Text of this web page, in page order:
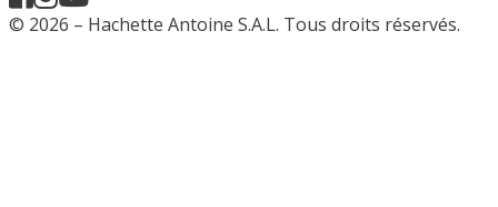
© 2026 – Hachette Antoine S.A.L. Tous droits réservés.